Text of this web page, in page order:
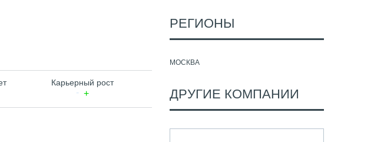
Карьерный рост
РЕГИОНЫ
МОСКВА
ДРУГИЕ КОМПАНИИ